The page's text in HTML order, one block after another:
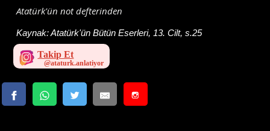
Atatürk'ün not defterinden
Kaynak:Atatürk'ün Bütün Eserleri, 13. Cilt, s.25
Takip Et